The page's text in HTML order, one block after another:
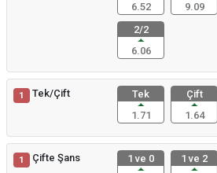
6.52
9.09
2/2
6.06
1 Tek/Çift
Tek
1.71
Çift
1.64
1 Çifte Şans
1 ve 0
1 ve 2